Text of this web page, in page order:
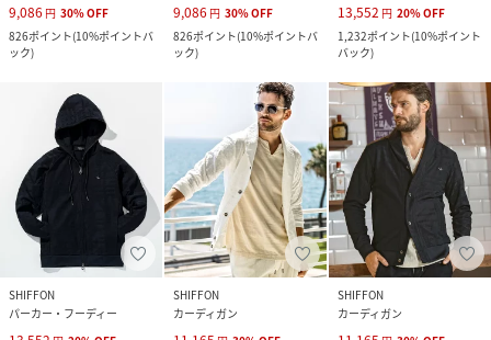
9,086 円 30%OFF
826ポイント(10%ポイントバ
ック)
9,086 円 30%OFF
826ポイント(10%ポイントバ
ック)
13,552 円 20%OFF
1,232ポイント(10%ポイント
バック)
SHIFFON
パーカー・フーディー
SHIFFON
カーディガン
SHIFFON
カーディガン